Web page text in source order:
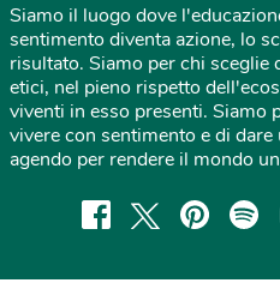
Siamo il luogo dove
sentimento diventa azione, lo
risultato. Siamo per chi sceglie
etici, nel pieno rispetto
viventi in esso presenti. Siamo
vivere con sentimento e di
agendo per rendere il mondo